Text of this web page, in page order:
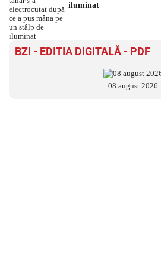
iluminat
BZI - EDITIA DIGITALĂ - PDF
08 august 2026